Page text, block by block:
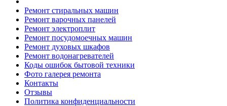
Ремонт стиральных машин
Ремонт варочных панелей
Ремонт электроплит
Ремонт посудомоечных машин
Ремонт духовых шкафов
Ремонт водонагревателей
Коды ошибок бытовой техники
Фото галерея ремонта
Контакты
Отзывы
Политика конфиденциальности